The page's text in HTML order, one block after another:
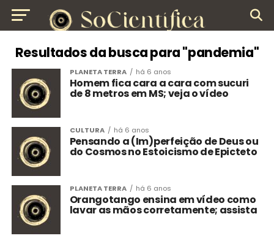
Resultados da busca para "pandemia"
PLANETA TERRA há 6 anos
Homem fica cara a cara com sucuri
de 8 metros em MS; veja o vídeo
CULTURA há 6 anos
Pensando a (Im)perfeição de Deus ou
do Cosmos no Estoicismo de Epicteto
PLANETA TERRA há 6 anos
Orangotango ensina em vídeo como
lavar as mãos corretamente; assista